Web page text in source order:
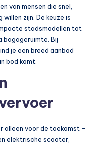
van mensen die snel,
zijn. De keuze is
stadsmodellen tot
bagageruimte. Bij
je een breed aanbod
bod komt.
alleen voor de toekomst –
elektrische scooter,